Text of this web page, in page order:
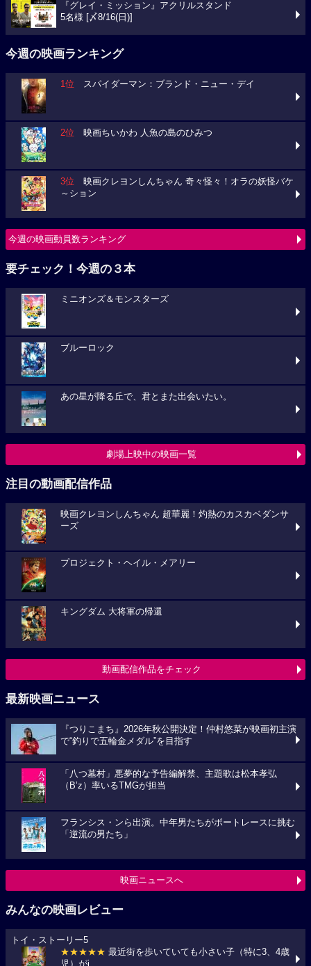
『グレイ・ミッション』アクリルスタンド
5名様 [〆8/16(日)]
今週の映画ランキング
1位 スパイダーマン：ブランド・ニュー・デイ
2位 映画ちいかわ 人魚の島のひみつ
3位 映画クレヨンしんちゃん 奇々怪々！オラの妖怪バケ
～ション
今週の映画動員数ランキング
要チェック！今週の３本
ミニオンズ＆モンスターズ
ブルーロック
あの星が降る丘で、君とまた出会いたい。
劇場上映中の映画一覧
注目の動画配信作品
映画クレヨンしんちゃん 超華麗！灼熱のカスカベダンサ
ーズ
プロジェクト・ヘイル・メアリー
キングダム 大将軍の帰還
動画配信作品をチェック
最新映画ニュース
『つりこまち』2026年秋公開決定！仲村悠菜が映画初主演
で“釣りで五輪金メダル”を目指す
「八つ墓村」悪夢的な予告編解禁、主題歌は松本孝弘
（B’z）率いるTMGが担当
フランシス・ンら出演。中年男たちがボートレースに挑む
「逆流の男たち」
映画ニュースへ
みんなの映画レビュー
トイ・ストーリー5
★★★★★ 最近街を歩いていても小さい子（特に3、4歳